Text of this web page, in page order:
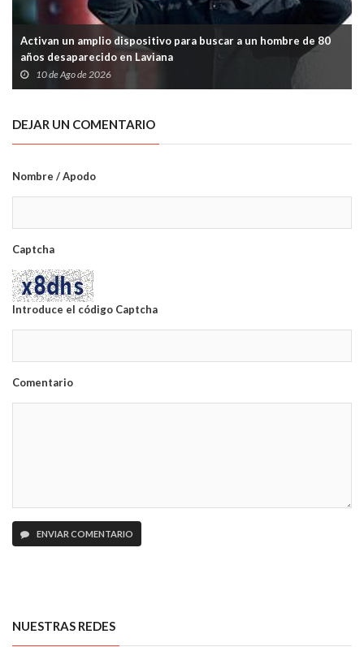
Activan un amplio dispositivo para buscar a un hombre de 80
años desaparecido en Laviana
10 de Ago de 2026
DEJAR UN COMENTARIO
Nombre / Apodo
Captcha
Introduce el código Captcha
Comentario
ENVIAR COMENTARIO
NUESTRAS REDES